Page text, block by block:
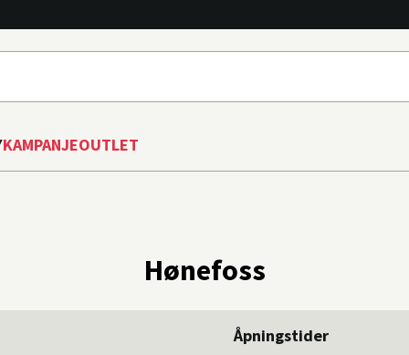
KAMPANJEOUTLET
Hønefoss
Åpningstider